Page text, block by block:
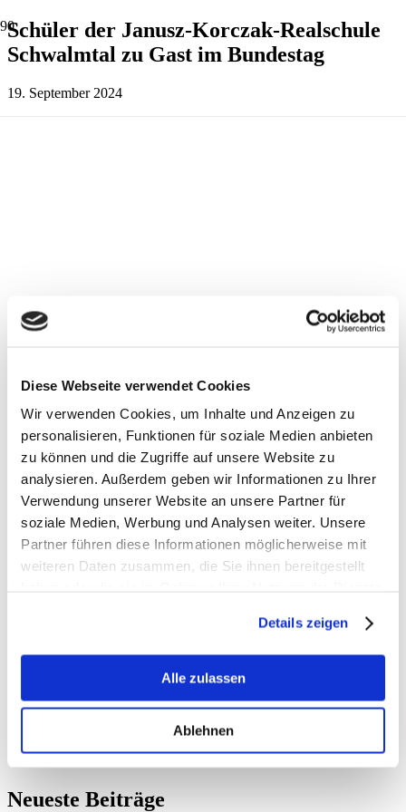
Diese Webseite verwendet Cookies
Wir verwenden Cookies, um Inhalte und Anzeigen zu
personalisieren, Funktionen für soziale Medien anbieten
zu können und die Zugriffe auf unsere Website zu
analysieren. Außerdem geben wir Informationen zu Ihrer
Verwendung unserer Website an unsere Partner für
soziale Medien, Werbung und Analysen weiter. Unsere
Partner führen diese Informationen möglicherweise mit
weiteren Daten zusammen, die Sie ihnen bereitgestellt
Details zeigen
Alle zulassen
Ablehnen
Schüler der Janusz-Korczak-Realschule
Schwalmtal zu Gast im Bundestag
19. September 2024
Für viele Schülerinnen und Schüler der 10. Klasse des Janusz-
Korczak-Realschule Schwalmtal steht im nächsten Jahr der Start ins
Berufsleben an. Im Rahmen ihrer Abschlussfahrt nach Berlin haben
gestern rund 30 Schülerinnen und Schüler den Bundestag besucht.
Nach einem Info-Vortrag und einer Führung durch die Gebäude
Herzlichen Dank für Euren Besuch in Berlin und die vielen
Viersen.
Neueste Beiträge